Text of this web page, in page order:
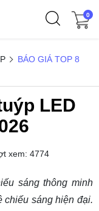
0
BÁO GIÁ TOP 8
LED
xem: 4774
sáng thông minh
chiếu sáng hiện đại.